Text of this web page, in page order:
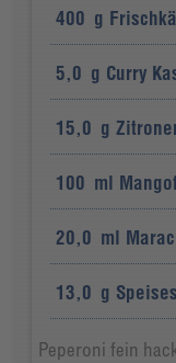
400 g
5,0 g Curry
15,0 g
100 ml
20,0 ml
13,0 g
Peperoni fein